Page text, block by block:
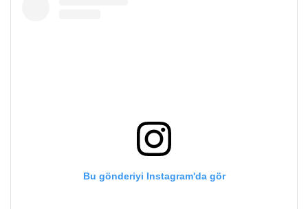
Bu gönderiyi Instagram'da gör